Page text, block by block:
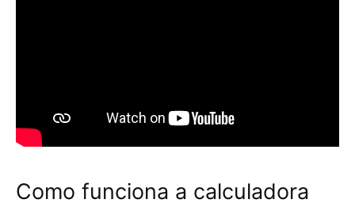
Como funciona a calculadora